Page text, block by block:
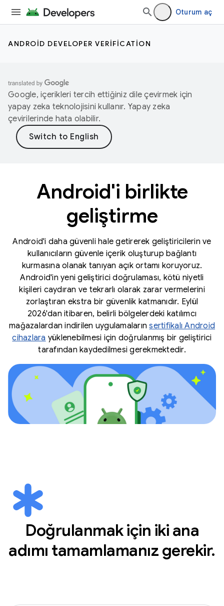
Oturum aç
ANDROID DEVELOPER VERIFICATION
Google, içerikleri tercih ettiğiniz dile çevirmek için
yapay zeka teknolojisini kullanır. Yapay zeka
çevirilerinde hata olabilir.
Android'i birlikte
geliştirme
Android'i daha güvenli hale getirerek geliştiricilerin ve
kullanıcıların güvenle içerik oluşturup bağlantı
kurmasına olanak tanıyan açık ortamı koruyoruz.
Android'in yeni geliştirici doğrulaması, kötü niyetli
kişileri caydıran ve tekrarlı olarak zarar vermelerini
zorlaştıran ekstra bir güvenlik katmanıdır. Eylül
2026'dan itibaren, belirli bölgelerdeki katılımcı
mağazalardan indirilen uygulamalarınsertifikalı Android
cihazlara yüklenebilmesi için doğrulanmış bir geliştirici
tarafından kaydedilmesi gerekmektedir.
Doğrulanmak için iki ana
adımı tamamlamanız gerekir.